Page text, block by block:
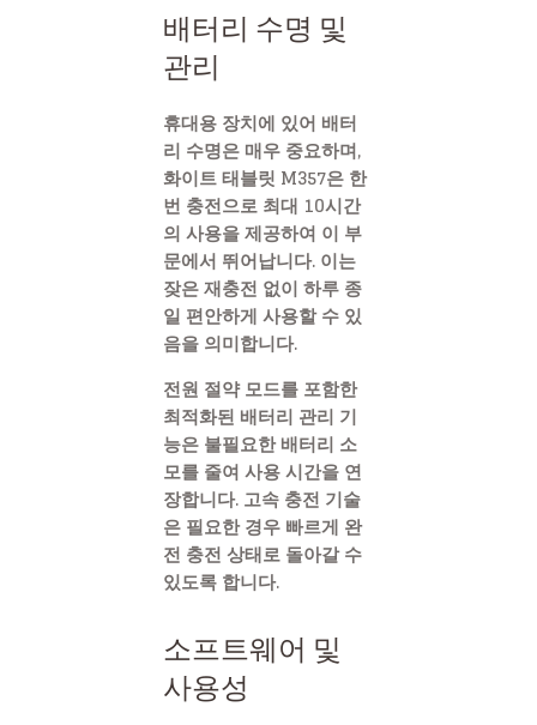
배터리 수명 및
관리
휴대용 장치에 있어 배터
리 수명은 매우 중요하며,
화이트 태블릿 M357은 한
번 충전으로 최대 10시간
의 사용을 제공하여 이 부
문에서 뛰어납니다. 이는
잦은 재충전 없이 하루 종
일 편안하게 사용할 수 있
음을 의미합니다.
전원 절약 모드를 포함한
최적화된 배터리 관리 기
능은 불필요한 배터리 소
모를 줄여 사용 시간을 연
장합니다. 고속 충전 기술
은 필요한 경우 빠르게 완
전 충전 상태로 돌아갈 수
있도록 합니다.
소프트웨어 및
사용성